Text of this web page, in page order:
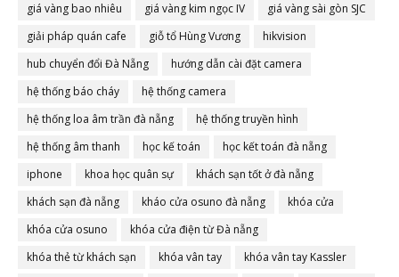
giá vàng bao nhiêu
giá vàng kim ngọc IV
giá vàng sài gòn SJC
giải pháp quán cafe
giỗ tổ Hùng Vương
hikvision
hub chuyển đổi Đà Nẵng
hướng dẫn cài đặt camera
hệ thống báo cháy
hệ thống camera
hệ thống loa âm trần đà nẵng
hệ thống truyền hình
hệ thống âm thanh
học kế toán
học kết toán đà nẵng
iphone
khoa học quân sự
khách sạn tốt ở đà nẵng
khách sạn đà nẵng
kháo cửa osuno đà nẵng
khóa cửa
khóa cửa osuno
khóa cửa điện từ Đà nẵng
khóa thẻ từ khách sạn
khóa vân tay
khóa vân tay Kassler